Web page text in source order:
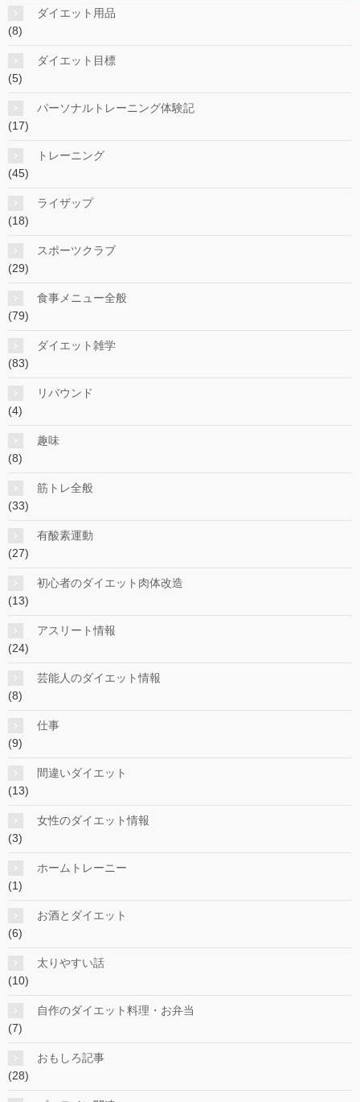
ダイエット用品
(8)
ダイエット目標
(5)
パーソナルトレーニング体験記
(17)
トレーニング
(45)
ライザップ
(18)
スポーツクラブ
(29)
食事メニュー全般
(79)
ダイエット雑学
(83)
リバウンド
(4)
趣味
(8)
筋トレ全般
(33)
有酸素運動
(27)
初心者のダイエット肉体改造
(13)
アスリート情報
(24)
芸能人のダイエット情報
(8)
仕事
(9)
間違いダイエット
(13)
女性のダイエット情報
(3)
ホームトレーニー
(1)
お酒とダイエット
(6)
太りやすい話
(10)
自作のダイエット料理・お弁当
(7)
おもしろ記事
(28)